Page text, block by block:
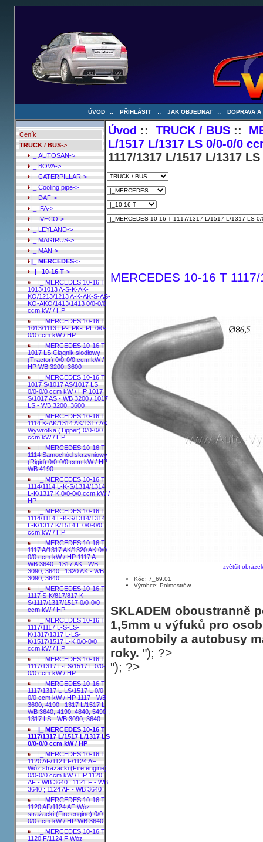
ÚVOD :: PŘIHLÁSIT :: JAK OBJEDNAT :: DOPRAVA A
Ceník
TRUCK / BUS->
|_ AUTOSAN->
|_ BOVA->
|_ CATERPILLAR->
|_ Cooling pipe->
|_ DAF->
|_ IFA->
|_ IVECO->
|_ LEYLAND->
|_ MAGIRUS->
|_ MAN->
|_ MERCEDES->
|_ 10-16 T->
|_ MERCEDES 10-16 T
1013/1013 A-S-K-AK-
KO/1213/1213 A-K-AK-S-AS-
KO-AKO/1413/1413 0/0-0/0
ccm kW / HP
|_ MERCEDES 10-16 T
1013/1113 LP-LPK-LPL 0/0-
0/0 ccm kW / HP
|_ MERCEDES 10-16 T
1017 LS Ciągnik siodłowy
(Tractor) 0/0-0/0 ccm kW /
HP WB 3200, 3600
|_ MERCEDES 10-16 T
1017 S/1017 AS/1017 LS
0/0-0/0 ccm kW / HP 1017
S/1017 AS - WB 3200 / 1017
LS - WB 3200, 3600
|_ MERCEDES 10-16 T
1114 K-AK/1314 AK/1317 AK
Wywrotka (Tipper) 0/0-0/0
ccm kW / HP
|_ MERCEDES 10-16 T
1114 Samochód skrzyniowy
(Rigid) 0/0-0/0 ccm kW / HP
WB 4190
|_ MERCEDES 10-16 T
1114/1114 L-K-S/1314/1314
L-K/1317 K 0/0-0/0 ccm kW /
HP
|_ MERCEDES 10-16 T
1114/1114 L-K-S/1314/1314
L-K/1317 K/1514 L 0/0-0/0
ccm kW / HP
|_ MERCEDES 10-16 T
1117 A/1317 AK/1320 AK 0/0-
0/0 ccm kW / HP 1117 A -
WB 3640 ; 1317 AK - WB
3090, 3640 ; 1320 AK - WB
3090, 3640
|_ MERCEDES 10-16 T
1117 S-K/817/817 K-
S/1117/1317/1517 0/0-0/0
ccm kW / HP
|_ MERCEDES 10-16 T
1117/1117 L-S-LS-
K/1317/1317 L-LS-
K/1517/1517 L-K 0/0-0/0
ccm kW / HP
|_ MERCEDES 10-16 T
1117/1317 L-LS/1517 L 0/0-
0/0 ccm kW / HP
|_ MERCEDES 10-16 T
1117/1317 L-LS/1517 L 0/0-
0/0 ccm kW / HP 1117 - WB
3600, 4190 ; 1317 L/1517 L -
WB 3640, 4190, 4840, 5490 ;
1317 LS - WB 3090, 3640
|_ MERCEDES 10-16 T
1117/1317 L/1517 L/1317 LS
0/0-0/0 ccm kW / HP
|_ MERCEDES 10-16 T
1120 AF/1121 F/1124 AF
Wóz strażacki (Fire engine)
0/0-0/0 ccm kW / HP 1120
AF - WB 3640 ; 1121 F - WB
3640 ; 1124 AF - WB 3640
|_ MERCEDES 10-16 T
1120 AF/1124 AF Wóz
strażacki (Fire engine) 0/0-
0/0 ccm kW / HP WB 3640
|_ MERCEDES 10-16 T
1120 F/1124 F Wóz
Úvod ::TRUCK / BUS ::
L/1517 L/1317 LS 0/0-0/0
1117/1317 L/1517 L/1317
MERCEDES 10-16 T
zvětšit obrázek
Kód: 7_69.01
Výrobce: Polmostrów
SKLADEM oboustranně
1,5mm u výfuků pro
automobily a autobusy
roky. "); ?>
"); ?>